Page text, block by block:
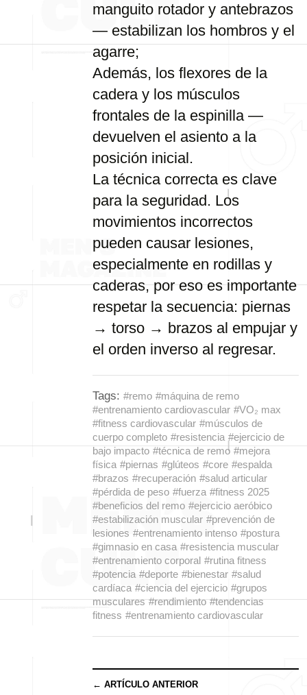
manguito rotador y antebrazos
— estabilizan los hombros y el
agarre;
Además, los flexores de la
cadera y los músculos
frontales de la espinilla —
devuelven el asiento a la
posición inicial.
La técnica correcta es clave
para la seguridad. Los
movimientos incorrectos
pueden causar lesiones,
especialmente en rodillas y
caderas, por eso es importante
respetar la secuencia: piernas
→ torso → brazos al empujar y
el orden inverso al regresar.
Tags: #remo #máquina de remo
#entrenamiento cardiovascular #VO₂ max
#fitness cardiovascular #músculos de
cuerpo completo #resistencia #ejercicio de
bajo impacto #técnica de remo #mejora
física #piernas #glúteos #core #espalda
#brazos #recuperación #salud articular
#pérdida de peso #fuerza #fitness 2025
#beneficios del remo #ejercicio aeróbico
#estabilización muscular #prevención de
lesiones #entrenamiento intenso #postura
#gimnasio en casa #resistencia muscular
#entrenamiento corporal #rutina fitness
#potencia #deporte #bienestar #salud
cardíaca #ciencia del ejercicio #grupos
musculares #rendimiento #tendencias
fitness #entrenamiento cardiovascular
← ARTÍCULO ANTERIOR